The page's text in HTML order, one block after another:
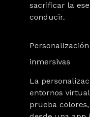
sacrificar la
conducir.
inmersivas
La
entornos
prueba